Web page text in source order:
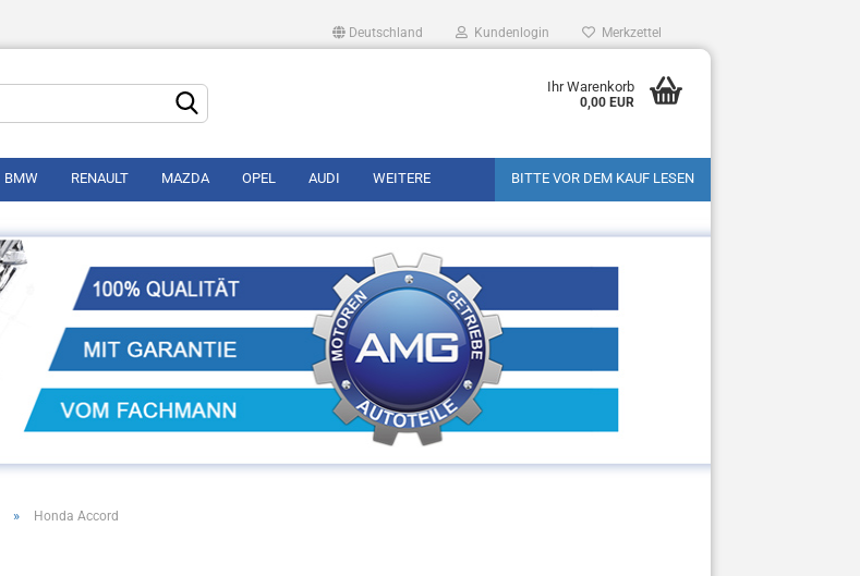
Deutschland
Lieferland
Kundenlogin
Konto erstellen
Passwort vergessen?
Merkzettel
Ihr Warenkorb
0,00 EUR
BMW RENAULT MAZDA OPEL AUDI BITTE VOR DEM KAUF LESEN
WEITERE
» Honda Accord